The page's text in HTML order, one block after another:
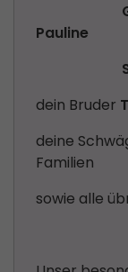
Pauline
dein Bruder
deine
Familien
sowie alle